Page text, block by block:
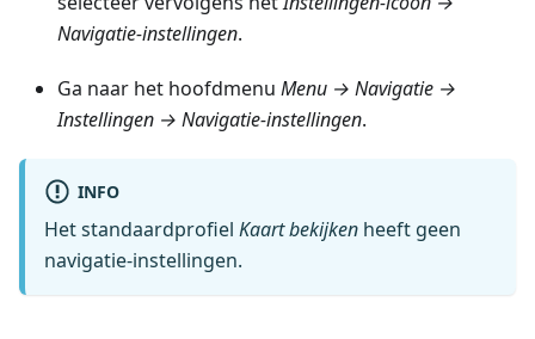
Navigatie-instellingen.
Ga naar het hoofdmenu Menu → Navigatie →
Instellingen → Navigatie-instellingen.
INFO
Het standaardprofiel Kaart bekijken heeft geen
navigatie-instellingen.